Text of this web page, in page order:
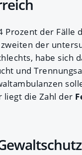
Prozent der Fälle
der
habe sich
und
liegt die Zahl der